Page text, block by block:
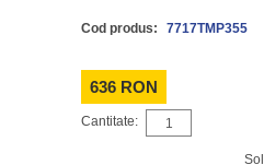
Cod produs: 7717TMP355
636 RON
Cantitate: